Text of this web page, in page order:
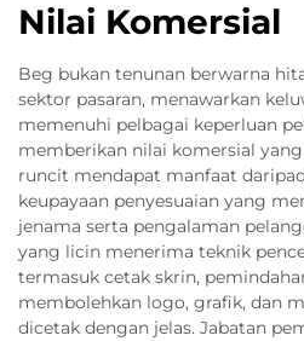
Nilai Komersial
Beg bukan tenunan berwarna
sektor pasaran, menawarkan
memenuhi pelbagai keperluan
memberikan nilai komersial
runcit mendapat manfaat
keupayaan penyesuaian yang
jenama serta pengalaman
yang licin menerima teknik
termasuk cetak skrin,
membolehkan logo, grafik, dan
dicetak dengan jelas. Jabatan